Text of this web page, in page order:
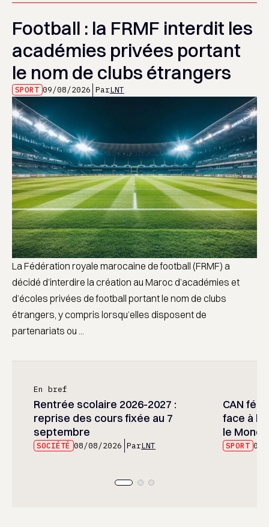
Football : la FRMF interdit les
académies privées portant
le nom de clubs étrangers
SPORT 09/08/2026 ParLNT
La Fédération royale marocaine de football (FRMF) a
décidé d’interdire la création au Maroc d’académies et
d’écoles privées de football portant le nom de clubs
étrangers, y compris lorsqu’elles disposent de
partenariats ou ...
En bref
Rentrée scolaire 2026-2027 :
reprise des cours fixée au 7
septembre
SOCIÉTÉ 08/08/2026 ParLNT
CAN
face à
le
SPORT 08/